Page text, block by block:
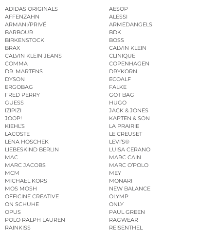
ADIDAS ORIGINALS
AESOP
AFFENZAHN
ALESSI
ARMANI/PRIVÉ
ARMEDANGELS
BARBOUR
BDK
BIRKENSTOCK
BOSS
BRAX
CALVIN KLEIN
CALVIN KLEIN JEANS
CLINIQUE
COMMA
COPENHAGEN
DR. MARTENS
DRYKORN
DYSON
ECOALF
ERGOBAG
FALKE
FRED PERRY
GOT BAG
GUESS
HUGO
IZIPIZI
JACK & JONES
JOOP!
KAPTEN & SON
KIEHL’S
LA PRAIRIE
LACOSTE
LE CREUSET
LENA HOSCHEK
LEVI’S®
LIEBESKIND BERLIN
LUISA CERANO
MAC
MARC CAIN
MARC JACOBS
MARC O’POLO
MCM
MEY
MICHAEL KORS
MONARI
MOS MOSH
NEW BALANCE
OFFICINE CREATIVE
OLYMP
ON SCHUHE
ONLY
OPUS
PAUL GREEN
POLO RALPH LAUREN
RAGWEAR
RAINKISS
REISENTHEL